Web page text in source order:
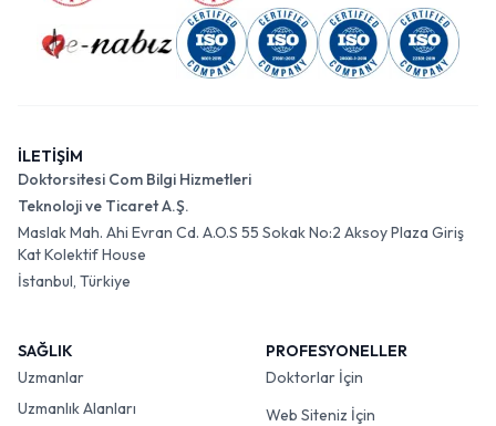
İLETİŞİM
Doktorsitesi Com Bilgi Hizmetleri
Teknoloji ve Ticaret A.Ş.
Maslak Mah. Ahi Evran Cd. A.O.S 55 Sokak No:2 Aksoy Plaza Giriş
Kat Kolektif House
İstanbul, Türkiye
SAĞLIK
Uzmanlar
Uzmanlık Alanları
PROFESYONELLER
Doktorlar İçin
Web Siteniz İçin